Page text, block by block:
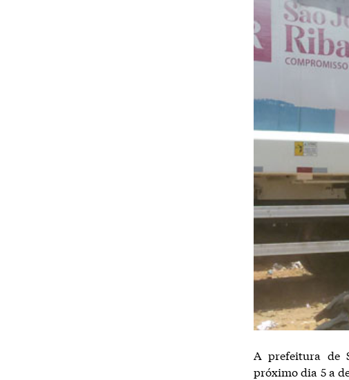
A prefeitura de
próximo dia 5 a